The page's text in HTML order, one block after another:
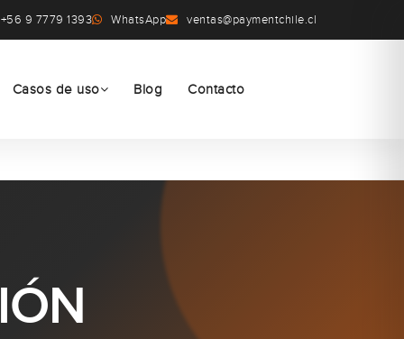
9 7779 1393 WhatsApp ventas@paymentchile.cl
Casos de uso Blog Contacto